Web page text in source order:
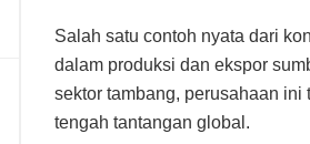
Salah satu contoh nyata dari
dalam produksi dan ekspor
sektor tambang, perusahaan
tengah tantangan global.